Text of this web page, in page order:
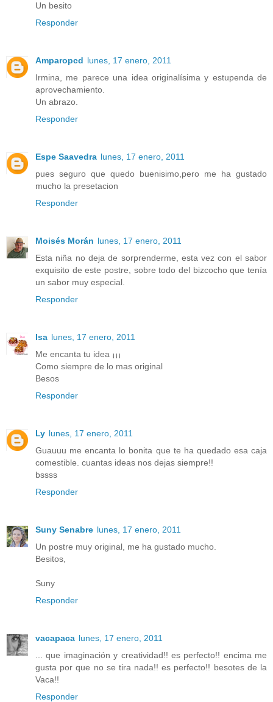
Un besito
Responder
Amparopcd lunes, 17 enero, 2011
Irmina, me parece una idea originalísima y estupenda de
aprovechamiento.
Un abrazo.
Responder
Espe Saavedra lunes, 17 enero, 2011
pues seguro que quedo buenisimo,pero me ha gustado
mucho la presetacion
Responder
Moisés Morán lunes, 17 enero, 2011
Esta niña no deja de sorprenderme, esta vez con el sabor
exquisito de este postre, sobre todo del bizcocho que tenía
un sabor muy especial.
Responder
Isa lunes, 17 enero, 2011
Me encanta tu idea ¡¡¡
Como siempre de lo mas original
Besos
Responder
Ly lunes, 17 enero, 2011
Guauuu me encanta lo bonita que te ha quedado esa caja
comestible. cuantas ideas nos dejas siempre!!
bssss
Responder
Suny Senabre lunes, 17 enero, 2011
Un postre muy original, me ha gustado mucho.
Besitos,
Suny
Responder
vacapaca lunes, 17 enero, 2011
... que imaginación y creatividad!! es perfecto!! encima me
gusta por que no se tira nada!! es perfecto!! besotes de la
Vaca!!
Responder